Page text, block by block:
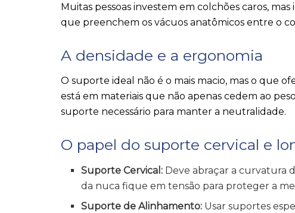
Muitas pessoas investem em colchões caros,
que preenchem os vácuos anatômicos entre o
A densidade e a ergonomia
O suporte ideal não é o mais macio, mas o que
está em materiais que não apenas cedem ao
suporte necessário para manter a neutralidade.
O papel do suporte cervical e
Suporte Cervical: Deve abraçar a curvatura
da nuca fique em tensão para proteger a
Suporte de Alinhamento: Usar suportes